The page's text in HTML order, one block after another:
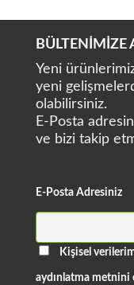
BÜLTENİMİZE
Yeni
yeni
olabilirsiniz.
E-Posta
ve bizi takip
E-Posta Adresiniz
Kişisel
aydınlatma metnini